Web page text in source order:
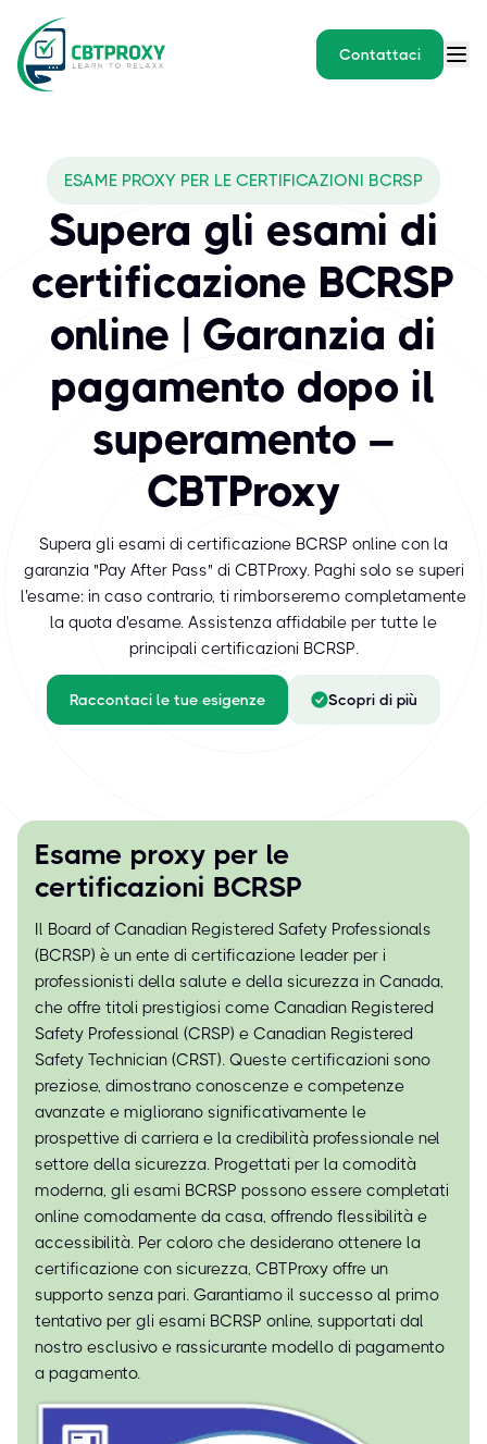
Contattaci
Il Board of Canadian Registered Safety Professionals
ESAME PROXY PER LE CERTIFICAZIONI BCRSP
Supera gli esami di
certificazione BCRSP
online | Garanzia di
pagamento dopo il
superamento –
CBTProxy
Supera gli esami di certificazione BCRSP online con la
garanzia "Pay After Pass" di CBTProxy. Paghi solo se superi
l'esame: in caso contrario, ti rimborseremo completamente
la quota d'esame. Assistenza affidabile per tutte le
principali certificazioni BCRSP.
Raccontaci le tue esigenze Scopri di più
Esame proxy per le
certificazioni BCRSP
Il Board of Canadian Registered Safety Professionals
(BCRSP) è un ente di certificazione leader per i
professionisti della salute e della sicurezza in Canada,
che offre titoli prestigiosi come Canadian Registered
Safety Professional (CRSP) e Canadian Registered
Safety Technician (CRST). Queste certificazioni sono
preziose, dimostrano conoscenze e competenze
avanzate e migliorano significativamente le
prospettive di carriera e la credibilità professionale nel
settore della sicurezza. Progettati per la comodità
moderna, gli esami BCRSP possono essere completati
online comodamente da casa, offrendo flessibilità e
accessibilità. Per coloro che desiderano ottenere la
certificazione con sicurezza, CBTProxy offre un
supporto senza pari. Garantiamo il successo al primo
tentativo per gli esami BCRSP online, supportati dal
nostro esclusivo e rassicurante modello di pagamento
a pagamento.